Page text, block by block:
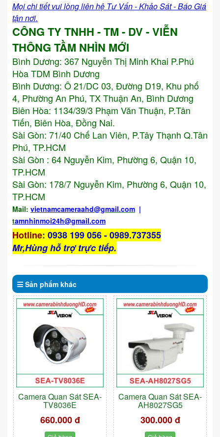
Mọi chi tiết vui lòng liên hệ Tư Vấn - Khảo Sát - Báo Giá
tận nơi.
CÔNG TY TNHH - TM - DV - VIỄN
THÔNG TẦM NHÌN MỚI
Bình Dương: 367 Nguyễn Thị Minh Khai P.Phú
Hòa TDM Bình Dương
Bình Dương: Ô 21/DC 03, Đường D19, Khu phố
4, Phường An Phú, TX Thuận An, Bình Dương
Biên Hòa: 1134/39/3 Phạm Văn Thuận, P.Tân
Tiến, Biên Hòa, Đồng Nai.
Sài Gòn: 71/40 Chế Lan Viên, P.Tây Thạnh Q.Tân
Phú, TP.HCM
Sài Gòn : 64 Nguyễn Kim, Phường 6, Quận 10,
TP.HCM
Sài Gòn: 178/7 Nguyễn Kim, Phường 6, Quận 10,
TP.HCM
Mail: vietnamcameraahd@gmail.com |
tamnhinmoi24h@gmail.com
Hotline: 0938 199 056 - 0989.737355
Mr,Hùng hỗ trợ trực tiếp.
Sản phẩm khác
Camera Quan Sát SEA-
TV8036E
660.000 đ
Camera Quan Sát SEA-
AH8027SG5
300.000 đ